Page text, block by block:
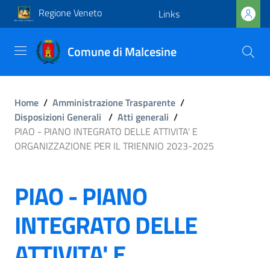
Regione Veneto Links
Comune di Malcesine
Home / Amministrazione Trasparente /
Disposizioni Generali / Atti generali /
PIAO - PIANO INTEGRATO DELLE ATTIVITA' E
ORGANIZZAZIONE PER IL TRIENNIO 2023-2025
PIAO - PIANO
INTEGRATO DELLE